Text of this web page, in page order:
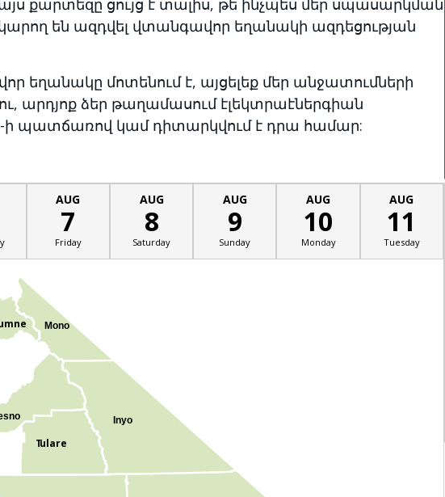
քարտեզը ցույց է տալիս, թե ինչպես մեր սպասարկման
են ազդվել վտանգավոր եղանակի ազդեցության
եղանակը մոտենում է, այցելեք մեր անջատումների
արդյոք ձեր թաղամասում էլեկտրաէներգիան
ի պատճառով կամ դիտարկվում է դրա համար:
AUG
7
Friday
AUG
8
Saturday
AUG
9
Sunday
AUG
10
Monday
AUG
11
Tuesday
Mono
Tulare
Inyo